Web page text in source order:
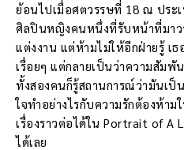
ย้อนไปเมื่อศตวรรษที่ 18 ณ ประเ
ศิลปินหญิงคนหนึ่งที่รับหน้าที่มาว
แต่งงาน แต่ห้ามไม่ให้อีกฝ่ายรู้ เ
เรื่อยๆ แต่กลายเป็นว่าความสัม
ทั้งสองคนก็รู้สถานการณ์ว่ามันเป็
ใจทำอย่างไรกับความรักต้องห้า
เรื่องราวต่อได้ใน Portrait of A
ได้เลย